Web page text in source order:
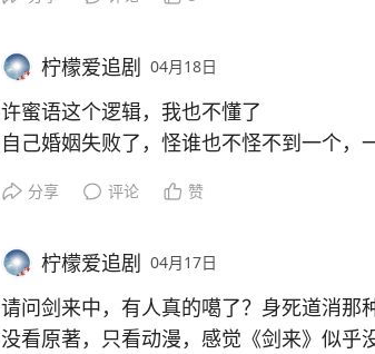
听说他们拿了一个亿出来发，每天都有名
么多，相当于普通人的创作红利期，奖金
我已经把自己憋了好久的一个小想法输进
表，能标记进度还能写短评。
#灵光首批亿元奖励金已发出#
试，万一成了呢？
每一个打着清君侧的名头的都是想要取而代
不管怎么样，老太太总归要把饭店传给姓
柠檬爱追剧 04月18日
许蜜语这个逻辑，我也不懂了
自己婚姻失败了，怪谁也不怪不到一个，
鲁贞贞肚子里的孩子都不止一个月了吧？
生活了吗？
不说纪封是酒店经理，就是认识多年的好
可能不会告诉你。
分享 评论 赞
柠檬爱追剧 04月17日
请问剑来中，有人真的噶了？身死道消那
没看原著，只看动漫，感觉《剑来》似乎